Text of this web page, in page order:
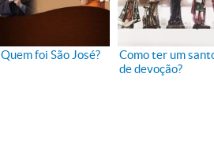
Quem foi São José?
Como ter um
de devoção?